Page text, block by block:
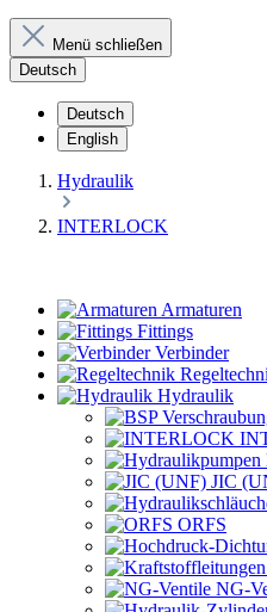
Menü schließen
Deutsch
Deutsch
English
Hydraulik
INTERLOCK
Armaturen
Fittings
Verbinder
Hydraulik
JIC
ORFS
NG-